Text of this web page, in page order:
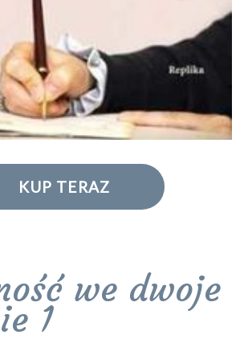
KUP TERAZ
we dwoje
1